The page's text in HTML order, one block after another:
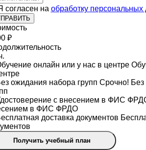
согласен на обработку персональных
₽
Срочно!
в ФИС ФРДО
Получить учебный план